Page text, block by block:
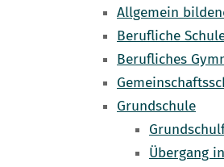
Allgemein
Berufliche
Berufliches
Grundschule
Übergang